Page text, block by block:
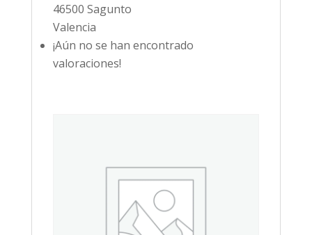
46500 Sagunto
Valencia
¡Aún no se han encontrado
valoraciones!